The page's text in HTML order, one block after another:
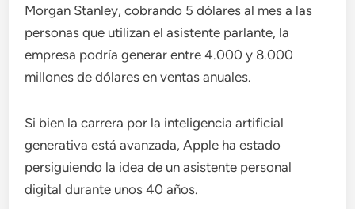
Morgan Stanley, cobrando 5 dólares al mes a las
personas que utilizan el asistente parlante, la
empresa podría generar entre 4.000 y 8.000
millones de dólares en ventas anuales.
Si bien la carrera por la inteligencia artificial
generativa está avanzada, Apple ha estado
persiguiendo la idea de un asistente personal
digital durante unos 40 años.